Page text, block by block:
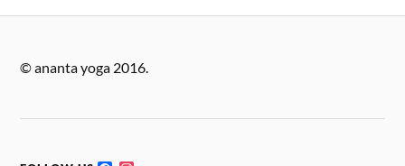
e
o
k
© ananta yoga 2016.